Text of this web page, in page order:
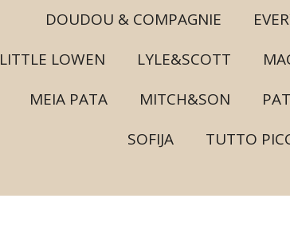
DOUDOU & COMPAGNIE
LITTLE LOWEN
LYLE&SCOTT
MEIA PATA
MITCH&SON
SOFIJA
TUTTO